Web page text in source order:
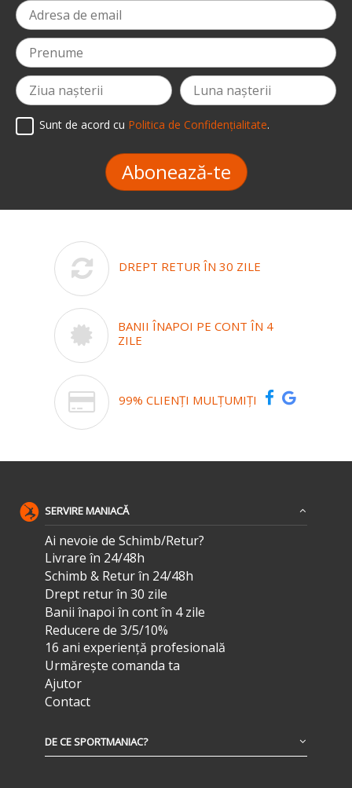
Sunt de acord cu Politica de Confidențialitate.
Abonează-te
DREPT RETUR ÎN 30 ZILE
BANII ÎNAPOI PE CONT ÎN 4
ZILE
99% CLIENȚI MULȚUMIȚI
SERVIRE MANIACĂ
Ai nevoie de Schimb/Retur?
Livrare în 24/48h
Schimb & Retur în 24/48h
Drept retur în 30 zile
Banii înapoi în cont în 4 zile
Reducere de 3/5/10%
16 ani experiență profesională
Urmărește comanda ta
Ajutor
Contact
DE CE SPORTMANIAC?